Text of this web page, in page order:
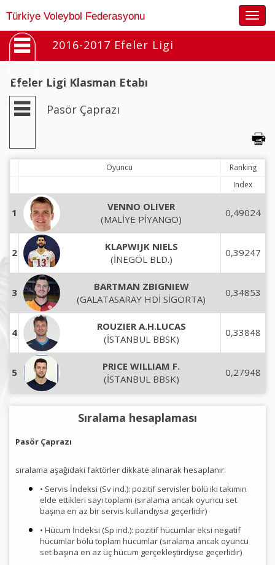
Türkiye Voleybol Federasyonu
2016-2017 Efeler Ligi
Efeler Ligi Klasman Etabı
Pasör Çaprazı
Oyuncu
Ranking
Index
1
VENNO OLIVER
(MALİYE PİYANGO)
0,49024
2
KLAPWIJK NIELS
(İNEGÖL BLD.)
0,39247
3
BARTMAN ZBIGNIEW
(GALATASARAY HDİ SİGORTA)
0,34853
4
ROUZIER A.H.LUCAS
(İSTANBUL BBSK)
0,33848
5
PRICE WILLIAM F.
(İSTANBUL BBSK)
0,27948
Sıralama hesaplaması
Pasör Çaprazı
sıralama aşağıdaki faktörler dikkate alınarak hesaplanır:
• Servis İndeksi (Sv ind.): pozitif servisler bölü iki takımın
elde ettikleri sayı toplamı (sıralama ancak oyuncu set
başına en az bir servis kullandıysa geçerlidir)
• Hücum İndeksi (Sp ind.): pozitif hücumlar eksi negatif
hücumlar bölü toplam hücumlar (sıralama ancak oyuncu
set başına en az üç hücum gerçekleştirdiyse geçerlidir)